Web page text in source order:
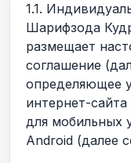
1.1.
Шарифзода
размещает
соглашение
определяющее
интернет-сайта
для мобильных
Android (далее